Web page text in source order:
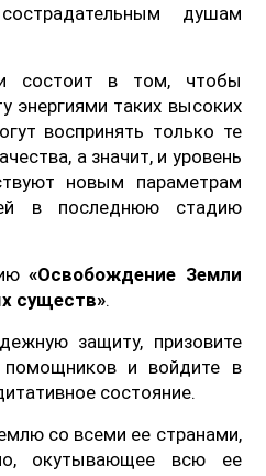
душам
состоит в том, чтобы
энергиями таких высоких
воспринять только те
а значит, и уровень
новым параметрам
в последнюю стадию
«Освобождение Земли
существ».
защиту, призовите
помощников и войдите в
состояние.
со всеми ее странами,
окутывающее всю ее